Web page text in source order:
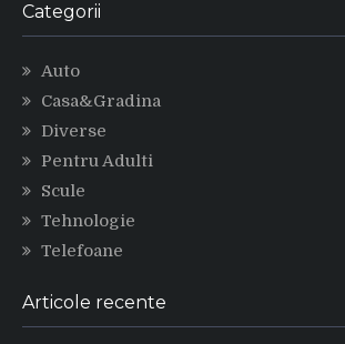
Categorii
Auto
Casa&Gradina
Diverse
Pentru Adulti
Scule
Tehnologie
Telefoane
Articole recente